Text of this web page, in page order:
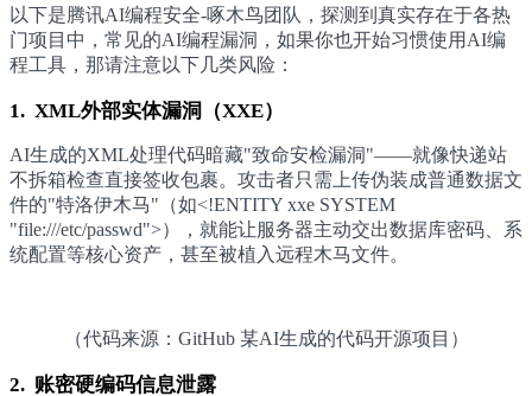
以下是腾讯AI编程安全-啄木鸟团队，探测到真实存在于各热
门项目中，常见的AI编程漏洞，如果你也开始习惯使用AI编
程工具，那请注意以下几类风险：
1. XML外部实体漏洞（XXE）
AI生成的XML处理代码暗藏"致命安检漏洞"——就像快递站
不拆箱检查直接签收包裹。攻击者只需上传伪装成普通数据文
件的"特洛伊木马"（如<!ENTITY xxe SYSTEM
"file:///etc/passwd">），就能让服务器主动交出数据库密码、系
统配置等核心资产，甚至被植入远程木马文件。
（代码来源：GitHub 某AI生成的代码开源项目）
2. 账密硬编码信息泄露